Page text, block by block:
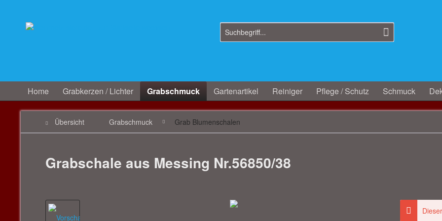
Home Grabkerzen / Lichter Grabschmuck Gartenartikel Reiniger Pflege / Schutz Schmuck
Übersicht Grabschmuck Grab Blumenschalen
Grabschale aus Messing Nr.56850/38